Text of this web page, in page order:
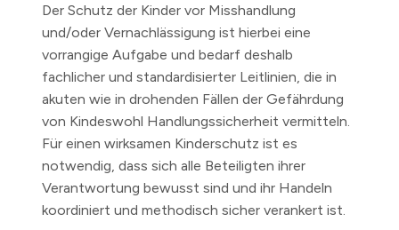
Der Schutz der Kinder vor Misshandlung
und/oder Vernachlässigung ist hierbei eine
vorrangige Aufgabe und bedarf deshalb
fachlicher und standardisierter Leitlinien, die in
akuten wie in drohenden Fällen der Gefährdung
von Kindeswohl Handlungssicherheit vermitteln.
Für einen wirksamen Kinderschutz ist es
notwendig, dass sich alle Beteiligten ihrer
Verantwortung bewusst sind und ihr Handeln
koordiniert und methodisch sicher verankert ist.